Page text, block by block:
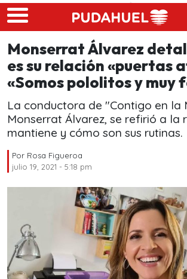
Skip to main content
Monserrat Álvarez
es su relación «puertas
«Somos pololitos y muy
La conductora de "Contigo en la
Monserrat Álvarez, se refirió a la
mantiene y cómo son sus rutinas.
Por Rosa Figueroa
julio 19, 2021 - 5:18 pm